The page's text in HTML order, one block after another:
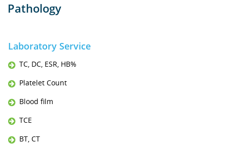
Pathology
Laboratory Service
TC, DC, ESR, HB%
Platelet Count
Blood film
TCE
BT, CT